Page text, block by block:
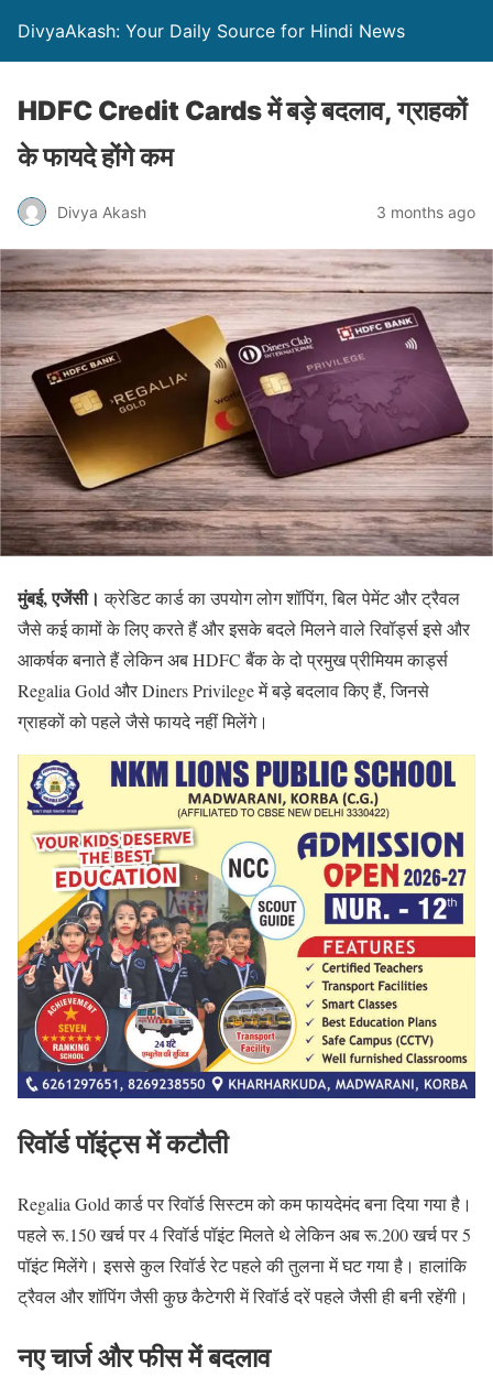
DivyaAkash: Your Daily Source for Hindi News
HDFC Credit Cards में बड़े बदलाव, ग्राहकों
के फायदे होंगे कम
Divya Akash 3 months ago
मुंबई, एजेंसी। क्रेडिट कार्ड का उपयोग लोग शॉपिंग, बिल पेमेंट और ट्रैवल
जैसे कई कामों के लिए करते हैं और इसके बदले मिलने वाले रिवॉर्ड्स इसे और
आकर्षक बनाते हैं लेकिन अब HDFC बैंक के दो प्रमुख प्रीमियम कार्ड्स
Regalia Gold और Diners Privilege में बड़े बदलाव किए हैं, जिनसे
ग्राहकों को पहले जैसे फायदे नहीं मिलेंगे।
रिवॉर्ड पॉइंट्स में कटौती
Regalia Gold कार्ड पर रिवॉर्ड सिस्टम को कम फायदेमंद बना दिया गया है।
पहले रू.150 खर्च पर 4 रिवॉर्ड पॉइंट मिलते थे लेकिन अब रू.200 खर्च पर 5
पॉइंट मिलेंगे। इससे कुल रिवॉर्ड रेट पहले की तुलना में घट गया है। हालांकि
ट्रैवल और शॉपिंग जैसी कुछ कैटेगरी में रिवॉर्ड दरें पहले जैसी ही बनी रहेंगी।
नए चार्ज और फीस में बदलाव